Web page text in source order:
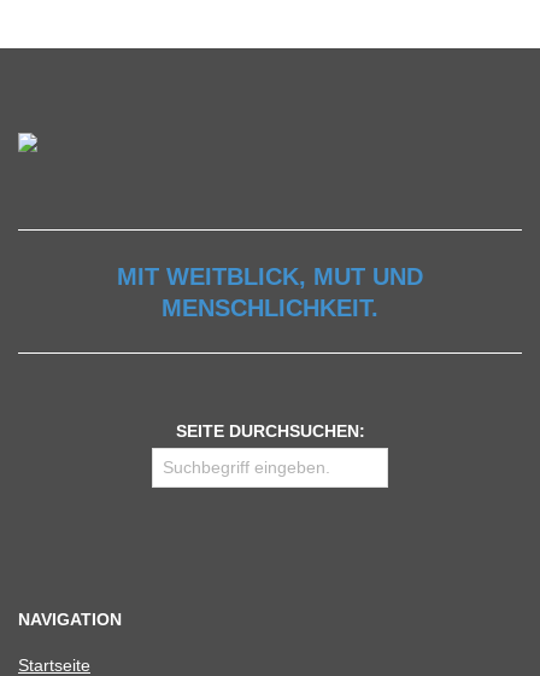
MIT WEITBLICK, MUT UND
MENSCHLICHKEIT.
SEITE DURCHSUCHEN:
NAVIGATION
Start­seite